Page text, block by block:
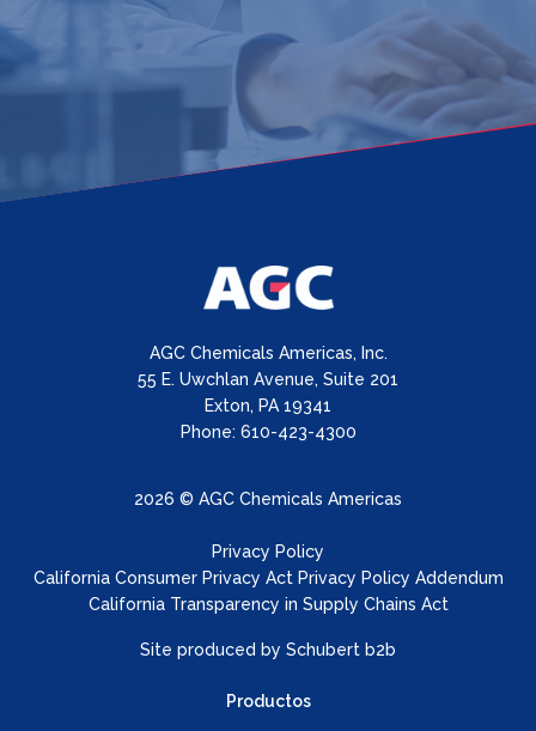
AGC Chemicals Americas, Inc.
55 E. Uwchlan Avenue, Suite 201
Exton, PA 19341
Phone: 610-423-4300
2026 © AGC Chemicals Americas
Privacy Policy
California Consumer Privacy Act Privacy Policy Addendum
California Transparency in Supply Chains Act
Site produced by Schubert b2b
Productos